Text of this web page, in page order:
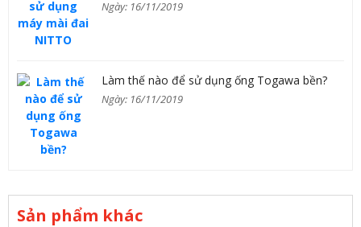
Ngày: 16/11/2019
Làm thế nào để sử dụng ống Togawa bền?
Ngày: 16/11/2019
Sản phẩm khác